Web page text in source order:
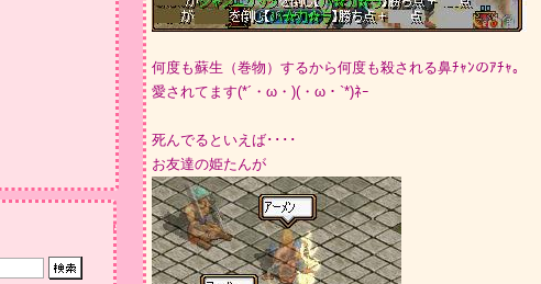
何度も蘇生（巻物）するから何度も殺される鼻ﾁｬﾝのｱﾁｬ。
愛されてます(*´・ω・)(・ω・`*)ﾈｰ
死んでるといえば････
お友達の姫たんが